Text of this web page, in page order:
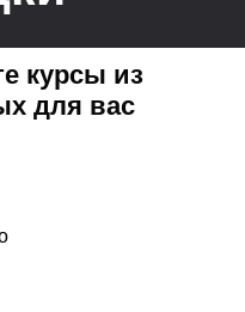
курсы из
для вас